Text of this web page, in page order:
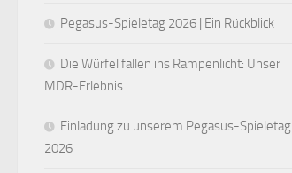
Pegasus-Spieletag 2026 | Ein Rückblick
Die Würfel fallen ins Rampenlicht: Unser
MDR-Erlebnis
Einladung zu unserem Pegasus-Spieletag
2026